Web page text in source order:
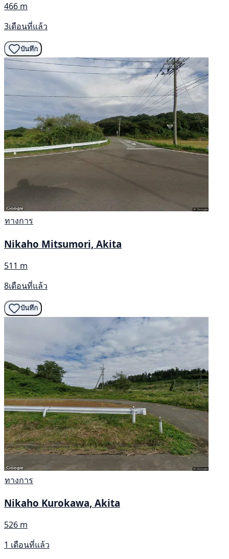
466 m
3เดือนที่แล้ว
บันทึก
ทางการ
Nikaho Mitsumori, Akita
511 m
8เดือนที่แล้ว
บันทึก
ทางการ
Nikaho Kurokawa, Akita
526 m
1 เดือนที่แล้ว